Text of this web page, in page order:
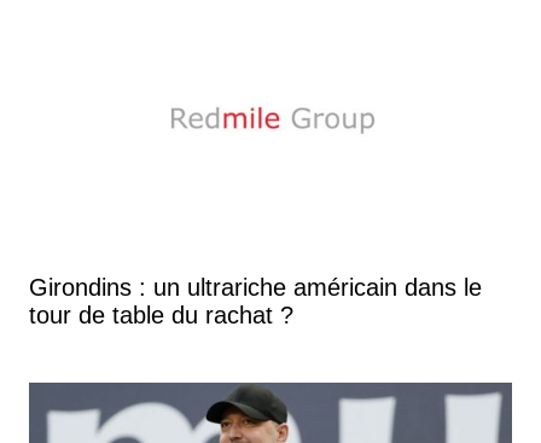
Girondins : un ultrariche américain dans le
tour de table du rachat ?